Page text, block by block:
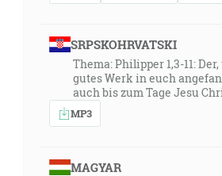
SRPSKOHRVATSKI
Thema: Philipper 1,3-11:
gutes Werk in euch
auch bis zum Tage Jesu
MP3
MAGYAR